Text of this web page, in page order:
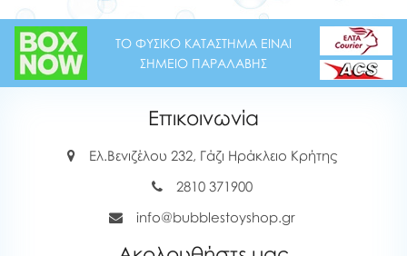
ΤΟ ΦΥΣΙΚΟ ΚΑΤΑΣΤΗΜΑ ΕΙΝΑΙ
ΣΗΜΕΙΟ ΠΑΡΑΛΑΒΗΣ
Επικοινωνία
Ελ.Βενιζέλου 232, Γάζι Ηράκλειο Κρήτης
2810 371900
info@bubblestoyshop.gr